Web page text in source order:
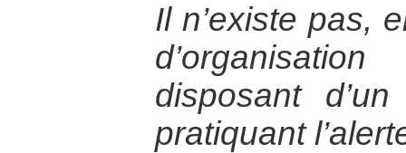
Il n’existe pas,
disposant
pratiquant